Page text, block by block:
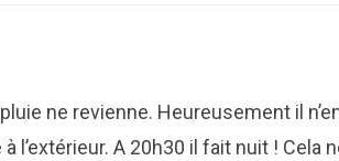
ne revienne. Heureusement il
l’extérieur. A 20h30 il fait nuit ! Cela